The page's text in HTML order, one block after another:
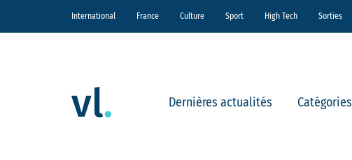
International France Culture Sport High Tech Sorties
Dernières actualités Catégories